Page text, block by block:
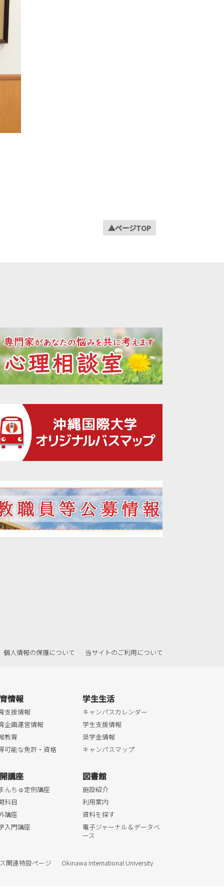
▲ページTOP
個人情報の保護について 当サイトのご利用について
情報
支援情報
企画運営情報
教育
可能な免許・資格
学生生活
キャンパスカレンダー
学生支援情報
奨学金情報
キャンパスマップ
講座
んちゅ定例講座
科目
講座
入門講座
図書館
施設紹介
利用案内
資料を探す
電子ジャーナル＆データベ
ース
関連特設ページ Okinawa International University